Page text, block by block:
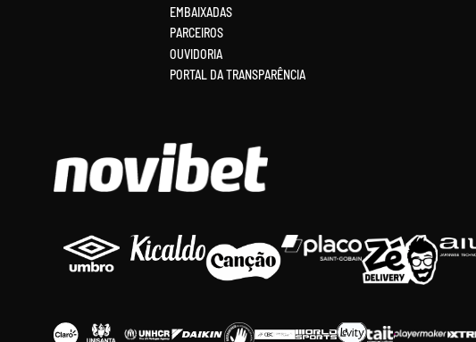
EMBAIXADAS
PARCEIROS
OUVIDORIA
PORTAL DA TRANSPARÊNCIA